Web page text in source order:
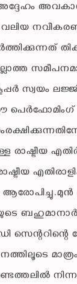
സ്വയം
ഈ
രാഷ്ട്രീയ
മാത്രം